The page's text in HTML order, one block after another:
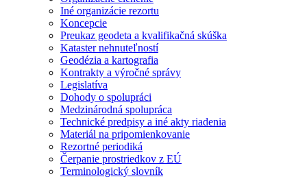
Iné organizácie rezortu
Koncepcie
Preukaz geodeta a kvalifikačná skúška
Kataster nehnuteľností
Geodézia a kartografia
Kontrakty a výročné správy
Legislatíva
Dohody o spolupráci
Medzinárodná spolupráca
Technické predpisy a iné akty riadenia
Materiál na pripomienkovanie
Rezortné periodiká
Čerpanie prostriedkov z EÚ
Terminologický slovník